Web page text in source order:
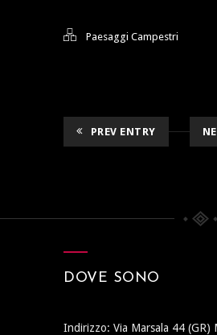
Paesaggi Campestri
PREV ENTRY
DOVE SONO
Indirizzo: Via Marsala 44 (GR)